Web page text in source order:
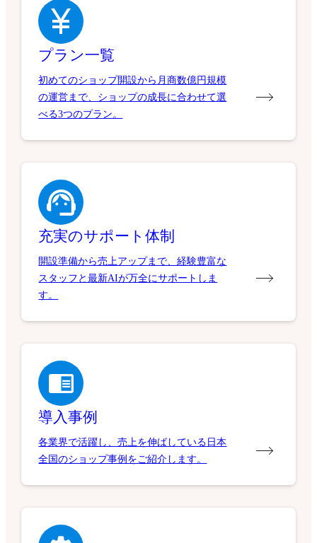
プラン一覧
初めてのショップ開設から月商数億円規模
の運営まで、ショップの成長に合わせて選
べる3つのプラン。
充実のサポート体制
開設準備から売上アップまで、経験豊富な
スタッフと最新AIが万全にサポートしま
す。
導入事例
各業界で活躍し、売上を伸ばしている日本
全国のショップ事例をご紹介します。